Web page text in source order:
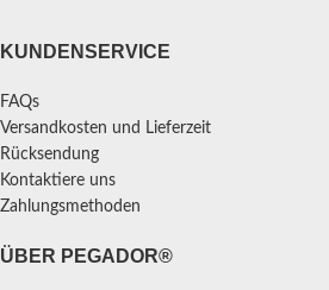
KUNDENSERVICE
FAQs
Versandkosten und Lieferzeit
Rücksendung
Kontaktiere uns
Zahlungsmethoden
ÜBER PEGADOR®